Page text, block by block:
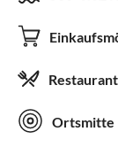
Restaurant
Ortsmitte